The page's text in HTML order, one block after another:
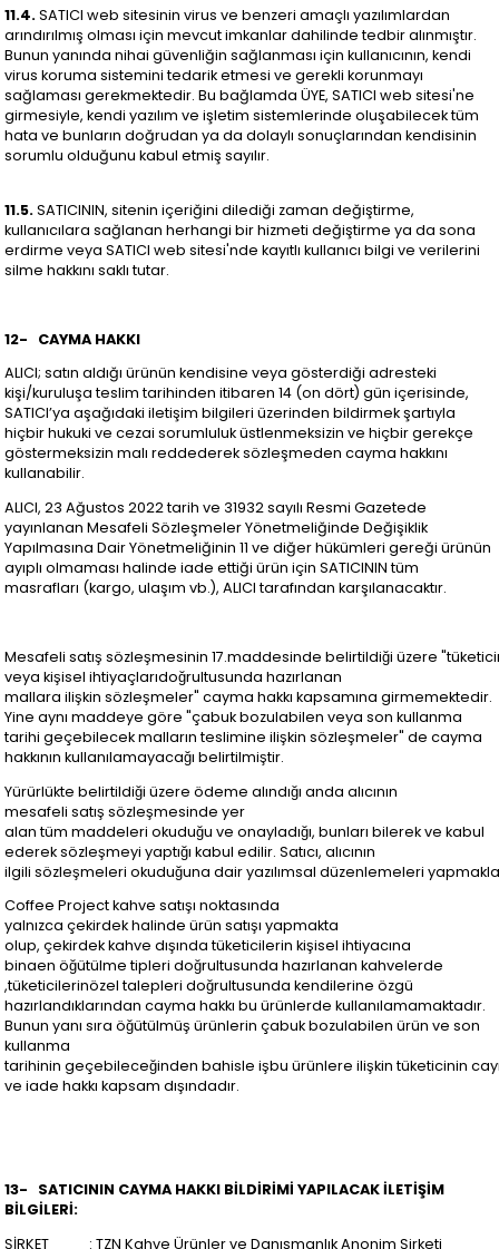
11.4.SATICI web sitesinin virus ve benzeri amaçlı yazılımlardan
arındırılmış olması için mevcut imkanlar dahilinde tedbir alınmıştır.
Bunun yanında nihai güvenliğin sağlanması için kullanıcının, kendi
virus koruma sistemini tedarik etmesi ve gerekli korunmayı
sağlaması gerekmektedir. Bu bağlamda ÜYE, SATICI web sitesi'ne
girmesiyle, kendi yazılım ve işletim sistemlerinde oluşabilecek tüm
hata ve bunların doğrudan ya da dolaylı sonuçlarından kendisinin
sorumlu olduğunu kabul etmiş sayılır.
11.5.SATICININ, sitenin içeriğini dilediği zaman değiştirme,
kullanıcılara sağlanan herhangi bir hizmeti değiştirme ya da sona
erdirme veya SATICI web sitesi'nde kayıtlı kullanıcı bilgi ve verilerini
silme hakkını saklı tutar.
12- CAYMA HAKKI
ALICI; satın aldığı ürünün kendisine veya gösterdiği adresteki
kişi/kuruluşa teslim tarihinden itibaren 14 (on dört) gün içerisinde,
SATICI’ya aşağıdaki iletişim bilgileri üzerinden bildirmek şartıyla
hiçbir hukuki ve cezai sorumluluk üstlenmeksizin ve hiçbir gerekçe
göstermeksizin malı reddederek sözleşmeden cayma hakkını
kullanabilir.
ALICI, 23 Ağustos 2022 tarih ve 31932 sayılı Resmi Gazetede
yayınlanan Mesafeli Sözleşmeler Yönetmeliğinde Değişiklik
Yapılmasına Dair Yönetmeliğinin 11 ve diğer hükümleri gereği ürünün
ayıplı olmaması halinde iade ettiği ürün için SATICININ tüm
masrafları (kargo, ulaşım vb.), ALICI tarafından karşılanacaktır.
Mesafeli satış sözleşmesinin 17.maddesinde belirtildiği üzere
veya kişisel ihtiyaçlarıdoğrultusunda hazırlanan
mallara ilişkin sözleşmeler" cayma hakkı kapsamına girmemektedir.
Yine aynı maddeye göre "çabuk bozulabilen veya son kullanma
tarihi geçebilecek malların teslimine ilişkin sözleşmeler" de cayma
hakkının kullanılamayacağı belirtilmiştir.
Yürürlükte belirtildiği üzere ödeme alındığı anda alıcının
mesafeli satış sözleşmesinde yer
alan tüm maddeleri okuduğu ve onayladığı, bunları bilerek ve kabul
ederek sözleşmeyi yaptığı kabul edilir. Satıcı, alıcının
ilgili sözleşmeleri okuduğuna dair yazılımsal düzenlemeleri
Coffee Project kahve satışı noktasında
yalnızca çekirdek halinde ürün satışı yapmakta
olup, çekirdek kahve dışında tüketicilerin kişisel ihtiyacına
binaen öğütülme tipleri doğrultusunda hazırlanan kahvelerde
,tüketicilerinözel talepleri doğrultusunda kendilerine özgü
hazırlandıklarından cayma hakkı bu ürünlerde kullanılamamaktadır.
Bunun yanı sıra öğütülmüş ürünlerin çabuk bozulabilen ürün ve son
kullanma
tarihinin geçebileceğinden bahisle işbu ürünlere ilişkin tüketicinin
ve iade hakkı kapsam dışındadır.
13- SATICININ CAYMA HAKKI BİLDİRİMİ YAPILACAK İLETİŞİM
BİLGİLERİ:
ŞİRKET : TZN Kahve Ürünler ve Danışmanlık Anonim Şirketi